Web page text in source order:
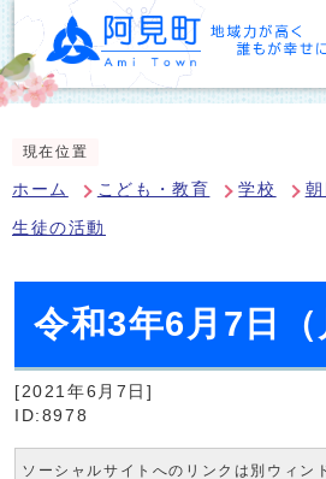
現在位置
ホーム こども・教育 学校
生徒の活動
令和3年6月7日（
[2021年6月7日]
ID:8978
ソーシャルサイトへのリンクは別ウィン